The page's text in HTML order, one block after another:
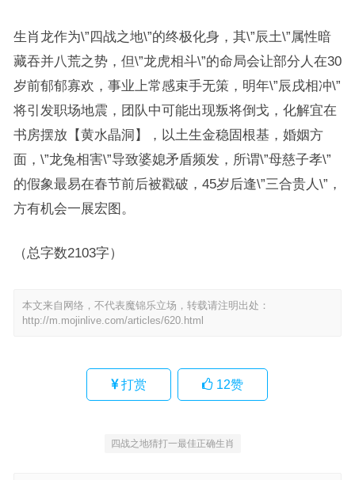
生肖龙作为\”四战之地\”的终极化身，其\”辰土\”属性暗
藏吞并八荒之势，但\”龙虎相斗\”的命局会让部分人在30
岁前郁郁寡欢，事业上常感束手无策，明年\”辰戌相冲\”
将引发职场地震，团队中可能出现叛将倒戈，化解宜在
书房摆放【黄水晶洞】，以土生金稳固根基，婚姻方
面，\”龙兔相害\”导致婆媳矛盾频发，所谓\”母慈子孝\”
的假象最易在春节前后被戳破，45岁后逢\”三合贵人\”，
方有机会一展宏图。
（总字数2103字）
本文来自网络，不代表魔锦乐立场，转载请注明出处：
http://m.mojinlive.com/articles/620.html
打赏 12赞
四战之地猜打一最佳正确生肖